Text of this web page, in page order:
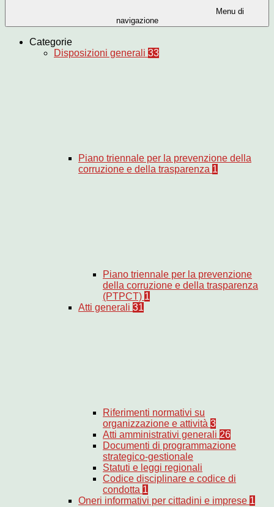
Menu di
navigazione
Categorie
Disposizioni generali 33
Piano triennale per la prevenzione della
corruzione e della trasparenza 1
Piano triennale per la prevenzione
della corruzione e della trasparenza
(PTPCT) 1
Atti generali 31
Riferimenti normativi su
organizzazione e attività 3
Atti amministrativi generali 26
Documenti di programmazione
strategico-gestionale
Statuti e leggi regionali
Codice disciplinare e codice di
condotta 1
Oneri informativi per cittadini e imprese 1